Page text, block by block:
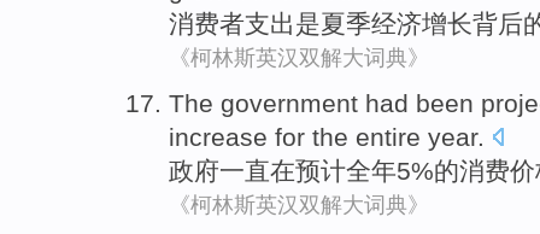
消费者支出是夏季经济增长背后
《柯林斯英汉双解大词典》
The government had been
increase for the entire year.
政府一直在预计全年5%的消费
《柯林斯英汉双解大词典》